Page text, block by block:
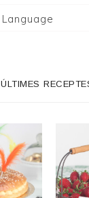
ÚLTIMES